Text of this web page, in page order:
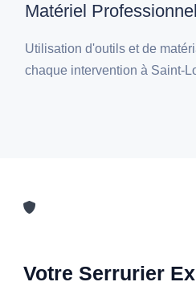
Matériel Professionnel
Utilisation d'outils et de
chaque intervention à Saint-
Votre Serrurier